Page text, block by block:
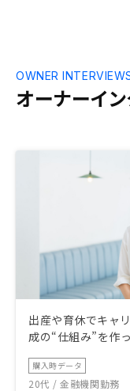
オーナーイ
OWNER
出産や育休でキャ
成の“仕組み”を作
購入時データ
20代 / 金融機関勤務